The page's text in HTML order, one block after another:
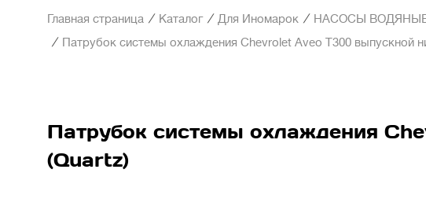
Главная страница / Каталог / Для Иномарок / НАСОСЫ
/ Патрубок системы охлаждения Chevrolet Aveo T300 выпускной
Патрубок системы охлаждения
(Quartz)